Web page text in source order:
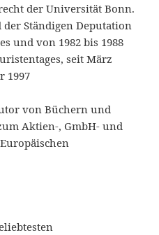
der Universität Bonn.
der Ständigen Deputation
und von 1982 bis 1988
seit März
1997
von Büchern und
Aktien-, GmbH- und